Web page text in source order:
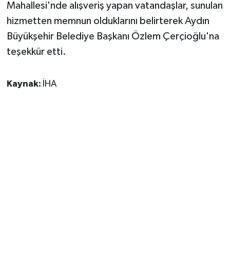
Mahallesi'nde alışveriş yapan vatandaşlar, sunulan
hizmetten memnun olduklarını belirterek Aydın
Büyükşehir Belediye Başkanı Özlem Çerçioğlu'na
teşekkür etti.
Kaynak: İHA